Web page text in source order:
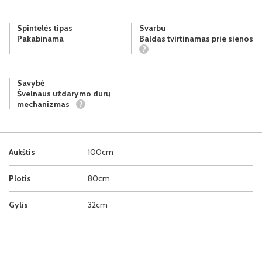
Aukštis 100cm
Plotis 80cm
Gylis 32cm
Spintelės tipas
Pakabinama
Svarbu
Baldas tvirtinamas prie sienos
?
Savybė
Švelnaus uždarymo durų
mechanizmas
?